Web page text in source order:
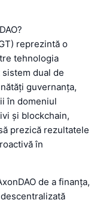
reprezintă o
tehnologia
dual de
guvernanța,
în domeniul
și blockchain,
prezică rezultatele
în
de a finanța,